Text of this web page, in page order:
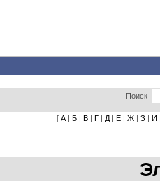
Поиск
[ А | Б | В | Г | Д | Е | Ж | З | И